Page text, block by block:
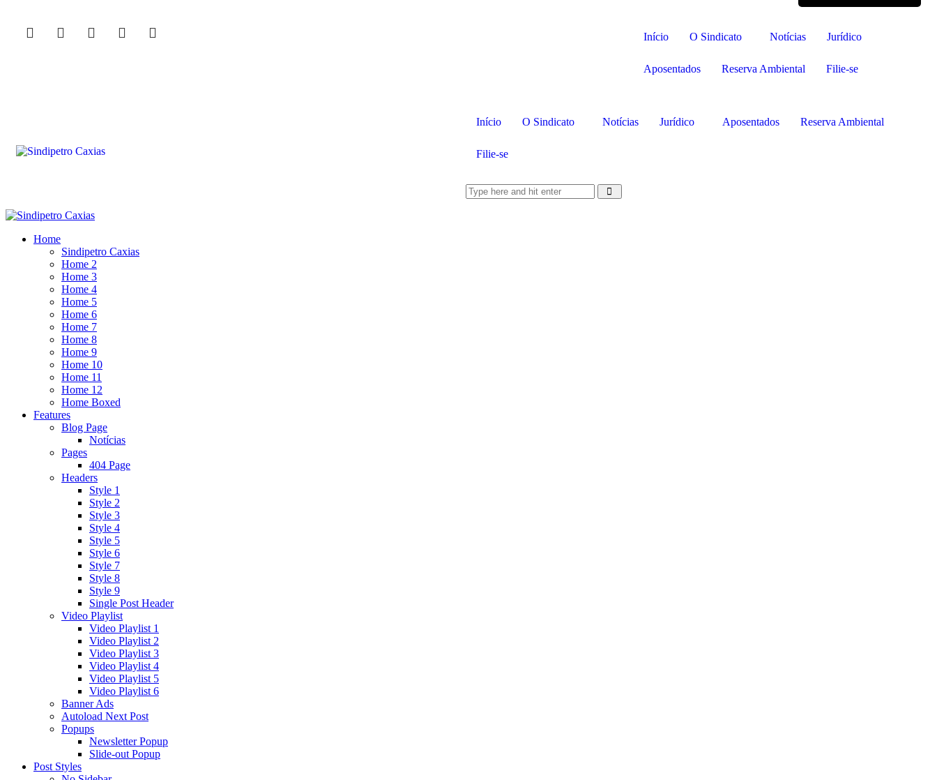
Início O Sindicato Notícias Jurídico
Aposentados Reserva Ambiental Filie-se
Início O Sindicato Notícias Jurídico Aposentados Reserva Ambiental
Filie-se
Home
Sindipetro Caxias
Home 2
Home 3
Home 4
Home 5
Home 6
Home 7
Home 8
Home 9
Home 10
Home 11
Home 12
Home Boxed
Features
Blog Page
Notícias
Pages
404 Page
Headers
Style 1
Style 2
Style 3
Style 4
Style 5
Style 6
Style 7
Style 8
Style 9
Single Post Header
Video Playlist
Video Playlist 1
Video Playlist 2
Video Playlist 3
Video Playlist 4
Video Playlist 5
Video Playlist 6
Banner Ads
Autoload Next Post
Popups
Newsletter Popup
Slide-out Popup
Post Styles